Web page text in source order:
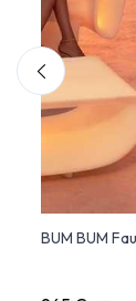
BUM BUM